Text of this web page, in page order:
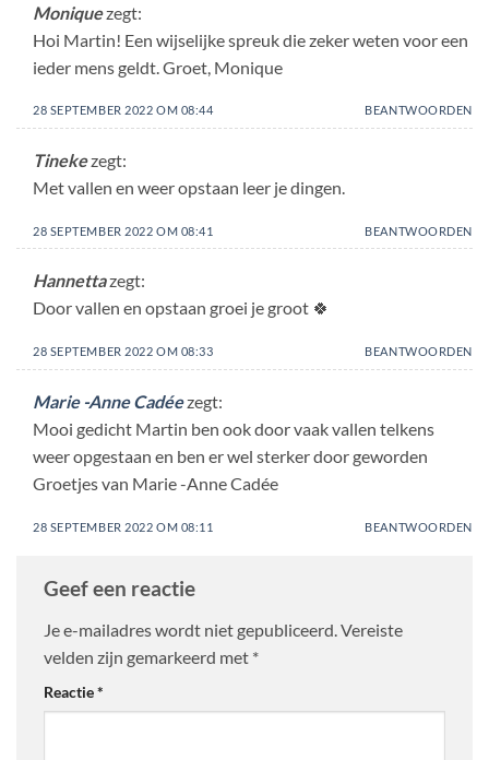
Moniquezegt:
Hoi Martin! Een wijselijke spreuk die zeker weten voor een
ieder mens geldt. Groet, Monique
28 SEPTEMBER 2022 OM 08:44 BEANTWOORDEN
Tinekezegt:
Met vallen en weer opstaan leer je dingen.
28 SEPTEMBER 2022 OM 08:41 BEANTWOORDEN
Hannettazegt:
Door vallen en opstaan groei je groot 🍀
28 SEPTEMBER 2022 OM 08:33 BEANTWOORDEN
Marie -Anne Cadéezegt:
Mooi gedicht Martin ben ook door vaak vallen telkens
weer opgestaan en ben er wel sterker door geworden
Groetjes van Marie -Anne Cadée
28 SEPTEMBER 2022 OM 08:11 BEANTWOORDEN
Geef een reactie
Je e-mailadres wordt niet gepubliceerd.Vereiste
velden zijn gemarkeerd met *
Reactie*